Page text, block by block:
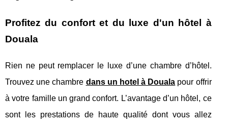
Profitez du confort et du luxe d'un hôtel à
Douala
Rien ne peut remplacer le luxe d’une chambre d’hôtel.
Trouvez une chambre dans un hotel à Douala pour offrir
à votre famille un grand confort. L’avantage d’un hôtel, ce
sont les prestations de haute qualité dont vous allez